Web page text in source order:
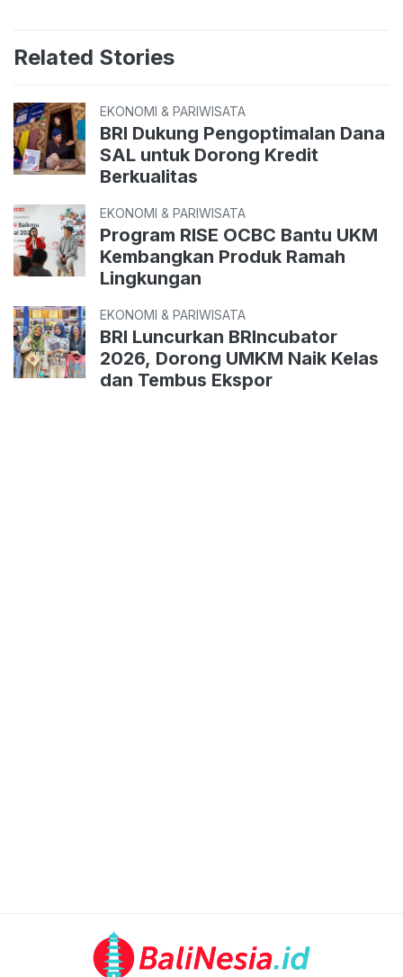
Related Stories
EKONOMI & PARIWISATA
BRI Dukung Pengoptimalan Dana
SAL untuk Dorong Kredit
Berkualitas
EKONOMI & PARIWISATA
Program RISE OCBC Bantu UKM
Kembangkan Produk Ramah
Lingkungan
EKONOMI & PARIWISATA
BRI Luncurkan BRIncubator
2026, Dorong UMKM Naik Kelas
dan Tembus Ekspor